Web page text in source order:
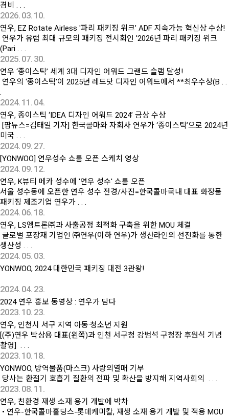
겸비 . . .
2026. 03. 10.
연우, EZ Rotate Airless '파리 패키징 위크’ ADF 지속가능 혁신상 수상!
연우가 유럽 최대 규모의 패키징 전시회인 '2026년 파리 패키징 위크
(Pari . . .
2025. 07. 30.
연우 ‘종이스틱’ 세계 3대 디자인 어워드 그랜드 슬램 달성!
연우의 ‘종이스틱’이 2025년 레드닷 디자인 어워드에서 **최우수상(B . .
.
2024. 11. 04.
연우, 종이스틱 ‘IDEA 디자인 어워드 2024’ 금상 수상
[팜뉴스=김태일 기자] 한국콜마와 자회사 연우가 ‘종이스틱’으로 2024년
미국 . . .
2024. 09. 27.
[YONWOO] 연우성수 쇼룸 오픈 스케치 영상
2024. 09. 12.
연우, K뷰티 메카 성수에 '연우 성수' 쇼룸 오픈
서울 성수동에 오픈한 연우 성수 전경/사진=한국콜마국내 대표 화장품
패키징 제조기업 연우가 . . .
2024. 06. 18.
연우, LS엠트론㈜과 사출공정 최적화 구축을 위한 MOU 체결
글로벌 포장재 기업인 ㈜연우(이하 연우)가 생산라인의 선진화를 통한
생산성 . . .
2024. 05. 03.
YONWOO, 2024 대한민국 패키징 대전 3관왕!
2024. 04. 23.
2024 연우 홍보 동영상 : 연우가 담다
2023. 10. 23.
연우, 인천시 서구 지역 아동·청소년 지원
[(주)연우 박상용 대표(왼쪽)과 인천 서구청 강범석 구청장 후원식 기념
촬영] . . .
2023. 10. 18.
YONWOO, 방역물품(마스크) 사랑의열매 기부
당사는 환절기 호흡기 질환의 전파 및 확산을 방지해 지역사회의 . . .
2023. 08. 11.
연우, 친환경 재생 소재 용기 개발에 박차
• 연우-한국콜마홀딩스-롯데케미칼, 재생 소재 용기 개발 및 적용 MOU